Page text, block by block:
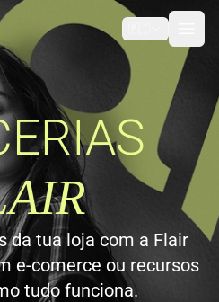
da tua loja com a Flair
e-comerce ou recursos
tudo funciona.